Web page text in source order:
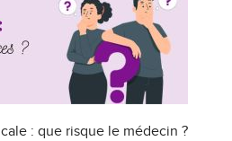
: que risque le médecin ?